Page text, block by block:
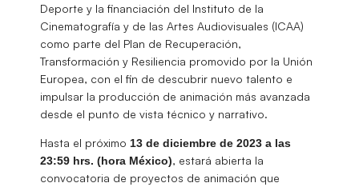
Deporte y la financiación del Instituto de la
Cinematografía y de las Artes Audiovisuales (ICAA)
como parte del Plan de Recuperación,
Transformación y Resiliencia promovido por la Unión
Europea, con el fin de descubrir nuevo talento e
impulsar la producción de animación más avanzada
desde el punto de vista técnico y narrativo.
Hasta el próximo 13 de diciembre de 2023 a las
23:59 hrs. (hora México), estará abierta la
convocatoria de proyectos de animación que